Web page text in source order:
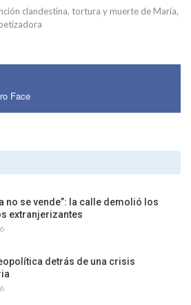
clandestina, tortura y muerte de María,
Face
no se vende”: la calle demolió los
extranjerizantes
detrás de una crisis